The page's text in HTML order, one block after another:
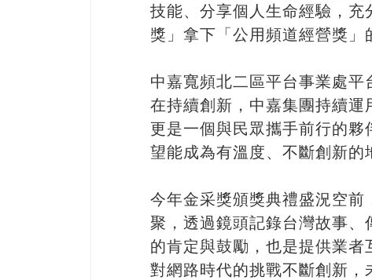
技能、分享個人生命經驗，
獎」拿下「公用頻道經營獎」
中嘉寬頻北二區平台事業處
在持續創新，中嘉集團持續運
更是一個與民眾攜手前行的
望能成為有溫度、不斷創新的
今年金采獎頒獎典禮盛況空
聚，透過鏡頭記錄台灣故事
的肯定與鼓勵，也是提供業
對網路時代的挑戰不斷創新